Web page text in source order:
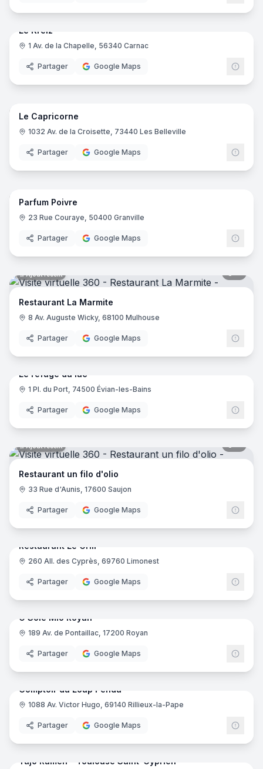
Le Kreiz
1 Av. de la Chapelle, 56340 Carnac
Partager Google Maps
10
Le Capricorne
1032 Av. de la Croisette, 73440 Les Belleville
Partager Google Maps
6
Parfum Poivre
23 Rue Couraye, 50400 Granville
Partager Google Maps
Ajout récent
Restaurant La Marmite
8 Av. Auguste Wicky, 68100 Mulhouse
Partager Google Maps
Le refuge du lac
1 Pl. du Port, 74500 Évian-les-Bains
Partager Google Maps
Ajout récent
Restaurant un filo d'olio
33 Rue d'Aunis, 17600 Saujon
Partager Google Maps
Restaurant Le Grill
260 All. des Cyprès, 69760 Limonest
Partager Google Maps
10
O Sole Mio Royan
189 Av. de Pontaillac, 17200 Royan
Partager Google Maps
Comptoir du Loup Pendu
1088 Av. Victor Hugo, 69140 Rillieux-la-Pape
Partager Google Maps
Yūjō Ramen - Toulouse Saint-Cyprien